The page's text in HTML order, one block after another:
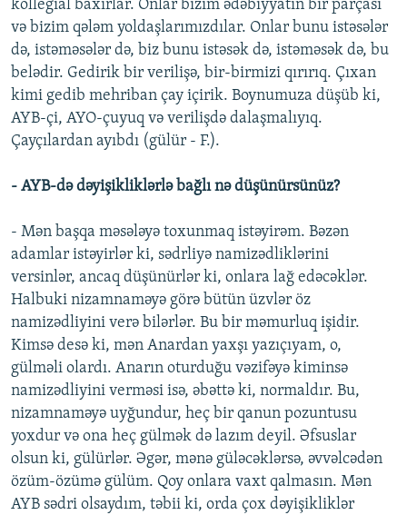
kollegial baxırlar. Onlar bizim ədəbiyyatın bir parçası
və bizim qələm yoldaşlarımızdılar. Onlar bunu istəsələr
də, istəməsələr də, biz bunu istəsək də, istəməsək də, bu
belədir. Gedirik bir verilişə, bir-birmizi qırırıq. Çıxan
kimi gedib mehriban çay içirik. Boynumuza düşüb ki,
AYB-çi, AYO-çuyuq və verilişdə dalaşmalıyıq.
Çayçılardan ayıbdı (gülür - F.).
- AYB-də dəyişikliklərlə bağlı nə düşünürsünüz?
- Mən başqa məsələyə toxunmaq istəyirəm. Bəzən
adamlar istəyirlər ki, sədrliyə namizədliklərini
versinlər, ancaq düşünürlər ki, onlara lağ edəcəklər.
Halbuki nizamnaməyə görə bütün üzvlər öz
namizədliyini verə bilərlər. Bu bir məmurluq işidir.
Kimsə desə ki, mən Anardan yaxşı yazıçıyam, o,
gülməli olardı. Anarın oturduğu vəzifəyə kiminsə
namizədliyini verməsi isə, əbəttə ki, normaldır. Bu,
nizamnaməyə uyğundur, heç bir qanun pozuntusu
yoxdur və ona heç gülmək də lazım deyil. Əfsuslar
olsun ki, gülürlər. Əgər, mənə güləcəklərsə, əvvəlcədən
özüm-özümə gülüm. Qoy onlara vaxt qalmasın. Mən
AYB sədri olsaydım, təbii ki, orda çox dəyişikliklər